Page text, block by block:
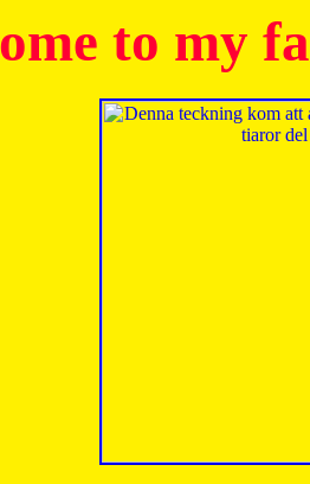
to my